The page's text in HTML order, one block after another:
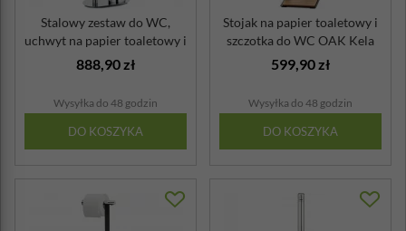
Stalowy zestaw do WC,
uchwyt na papier toaletowy i
szczot...
888,90 zł
Wysyłka do 48 godzin
DO KOSZYKA
Stojak na papier toaletowy i
szczotka do WC OAK Kela
599,90 zł
Wysyłka do 48 godzin
DO KOSZYKA